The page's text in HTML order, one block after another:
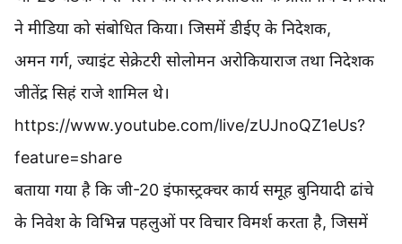
ने मीडिया को संबोधित किया। जिसमें डीईए के निदेशक,
अमन गर्ग, ज्याइंट सेक्रेटरी सोलोमन अरोकियाराज तथा निदेशक
जीतेंद्र सिहं राजे शामिल थे।
https://www.youtube.com/live/zUJnoQZ1eUs?
feature=share
बताया गया है कि जी-20 इंफास्ट्रक्चर कार्य समूह बुनियादी ढांचे
के निवेश के विभिन्न पहलुओं पर विचार विमर्श करता है, जिसमें